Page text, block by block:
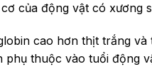
của động vật có xương
cao hơn thịt trắng
phụ thuộc vào tuổi động